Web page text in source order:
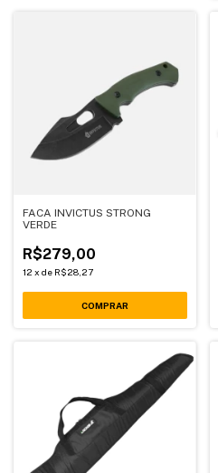
FACA INVICTUS STRONG
VERDE
R$279,00
12 x de R$28,27